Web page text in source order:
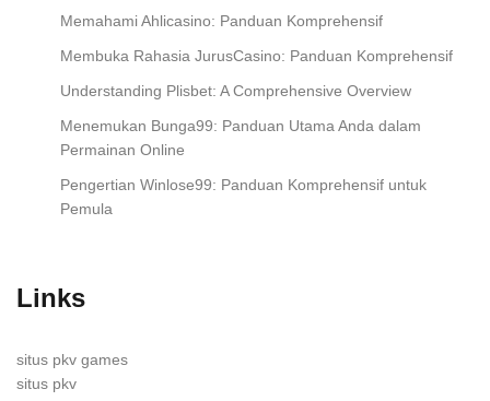
Memahami Ahlicasino: Panduan Komprehensif
Membuka Rahasia JurusCasino: Panduan Komprehensif
Understanding Plisbet: A Comprehensive Overview
Menemukan Bunga99: Panduan Utama Anda dalam
Permainan Online
Pengertian Winlose99: Panduan Komprehensif untuk
Pemula
Links
situs pkv games
situs pkv